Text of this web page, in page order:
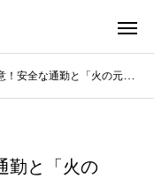
な通勤と「火の元」の再確認を
勤と「火の